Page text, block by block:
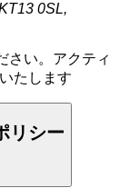
0SL,
さい。アクティ
たします
リシー